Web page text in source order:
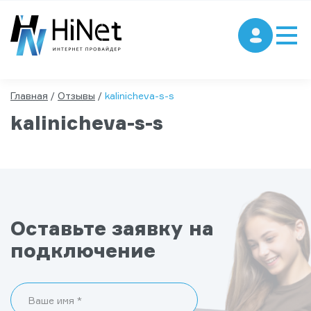
Главная / Отзывы / kalinicheva-s-s
kalinicheva-s-s
Оставьте заявку на
подключение